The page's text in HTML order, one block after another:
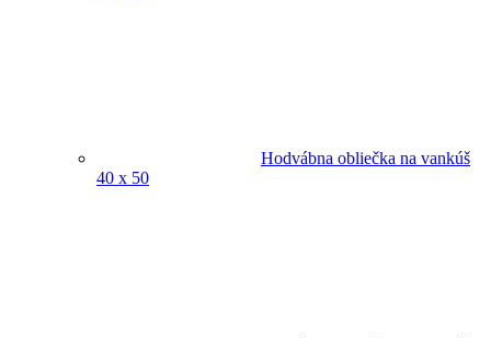
Hodvábna obliečka na vankúš
40 x 50